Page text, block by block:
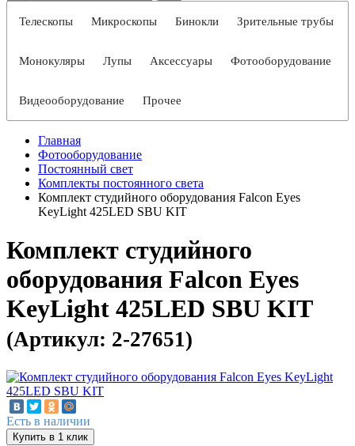
Телескопы Микроскопы Бинокли Зрительные трубы
Монокуляры Лупы Аксессуары Фотооборудование
Видеооборудование Прочее
Главная
Фотооборудование
Постоянный свет
Комплекты постоянного света
Комплект студийного оборудования Falcon Eyes
KeyLight 425LED SBU KIT
Комплект студийного
оборудования Falcon Eyes
KeyLight 425LED SBU KIT
(Артикул: 2-27651)
Есть в наличии
Купить в 1 клик